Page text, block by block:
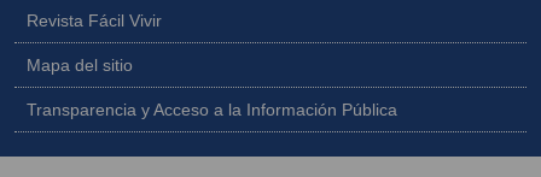
Revista Fácil Vivir
Mapa del sitio
Transparencia y Acceso a la Información Pública